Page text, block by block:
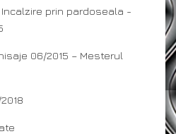
prin pardoseala -
06/2015 – Mesterul